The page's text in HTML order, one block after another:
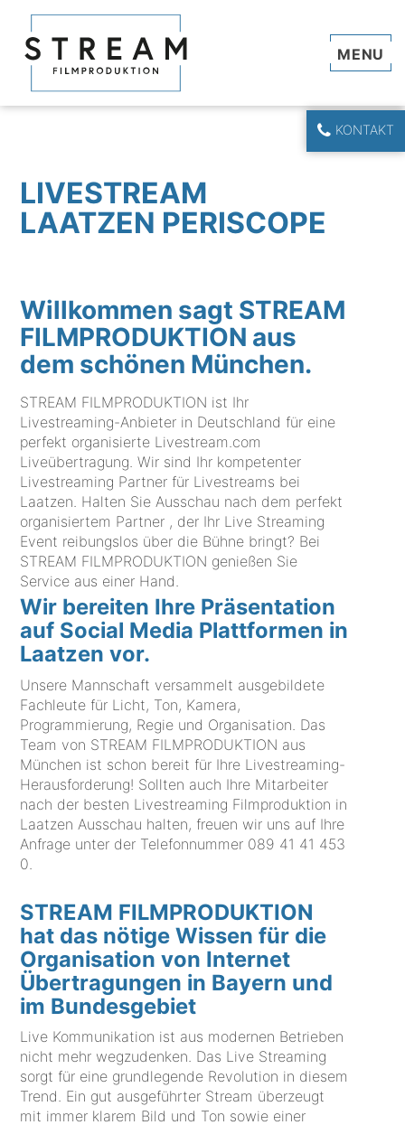
KONTAKT
LIVESTREAM
LAATZEN PERISCOPE
Willkommen sagt STREAM
FILMPRODUKTION aus
dem schönen München.
STREAM FILMPRODUKTION ist Ihr
Livestreaming-Anbieter in Deutschland für eine
perfekt organisierte Livestream.com
Liveübertragung. Wir sind Ihr kompetenter
Livestreaming Partner für Livestreams bei
Laatzen. Halten Sie Ausschau nach dem perfekt
organisiertem Partner , der Ihr Live Streaming
Event reibungslos über die Bühne bringt? Bei
STREAM FILMPRODUKTION genießen Sie
Service aus einer Hand.
Wir bereiten Ihre Präsentation
auf Social Media Plattformen in
Laatzen vor.
Unsere Mannschaft versammelt ausgebildete
Fachleute für Licht, Ton, Kamera,
Programmierung, Regie und Organisation. Das
Team von STREAM FILMPRODUKTION aus
München ist schon bereit für Ihre Livestreaming-
Herausforderung! Sollten auch Ihre Mitarbeiter
nach der besten Livestreaming Filmproduktion in
Laatzen Ausschau halten, freuen wir uns auf Ihre
Anfrage unter der Telefonnummer 089 41 41 453
0
STREAM FILMPRODUKTION
hat das nötige Wissen für die
Organisation von Internet
Übertragungen in Bayern und
im Bundesgebiet
Live Kommunikation ist aus modernen Betrieben
nicht mehr wegzudenken. Das Live Streaming
sorgt für eine grundlegende Revolution in diesem
Trend. Ein gut ausgeführter Stream überzeugt
mit immer klarem Bild und Ton sowie einer